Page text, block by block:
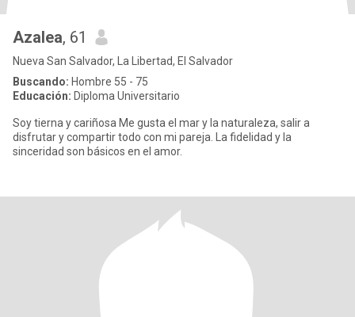
Azalea, 61
Nueva San Salvador, La Libertad, El Salvador
Buscando: Hombre 55 - 75
Educación: Diploma Universitario
Soy tierna y cariñosa Me gusta el mar y la naturaleza, salir a
disfrutar y compartir todo con mi pareja. La fidelidad y la
sinceridad son básicos en el amor.